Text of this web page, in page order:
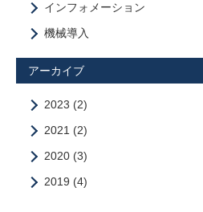
インフォメーション
機械導入
アーカイブ
2023 (2)
2021 (2)
2020 (3)
2019 (4)